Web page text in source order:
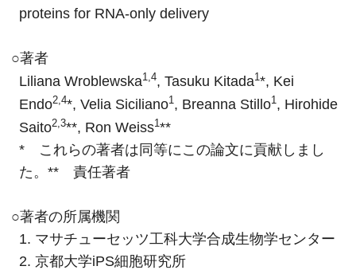
proteins for RNA-only delivery
○著者
Liliana Wroblewska1,4, Tasuku Kitada1*, Kei
Endo2,4*, Velia Siciliano1 , Breanna Stillo1 , Hirohide
Saito2,3**, Ron Weiss1**
* これらの著者は同等にこの論文に貢献しまし
た。** 責任著者
○著者の所属機関
1. マサチューセッツ工科大学合成生物学センター
2. 京都大学iPS細胞研究所